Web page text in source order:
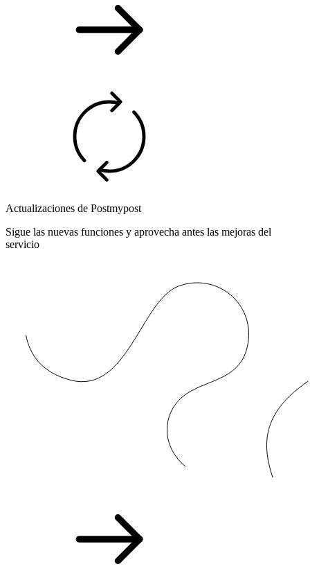
Actualizaciones de Postmypost
Sigue las nuevas funciones y aprovecha antes las mejoras del
servicio